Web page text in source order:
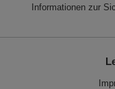
Informationen zur